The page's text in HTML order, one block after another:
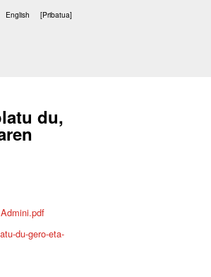
English [Pribatua]
du,
du-gero-eta-